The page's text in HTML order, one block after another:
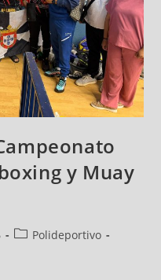
y Muay
Polideportivo